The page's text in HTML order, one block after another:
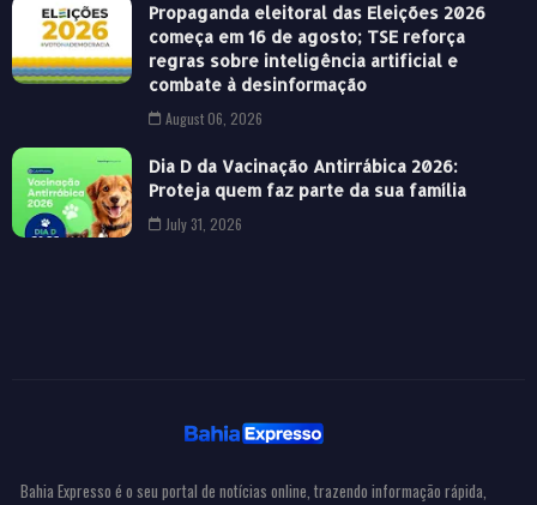
Propaganda eleitoral das Eleições 2026
começa em 16 de agosto; TSE reforça
regras sobre inteligência artificial e
combate à desinformação
August 06, 2026
Dia D da Vacinação Antirrábica 2026:
Proteja quem faz parte da sua família
July 31, 2026
Bahia Expresso é o seu portal de notícias online, trazendo informação rápida,